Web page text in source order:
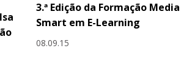
3.ª Edição da Formação Media
Smart em E-Learning
08.09.15